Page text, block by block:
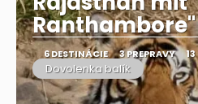
Ranthambore"
6 DESTINÁCIE 3 PREPRAVY
Dovolenka balík